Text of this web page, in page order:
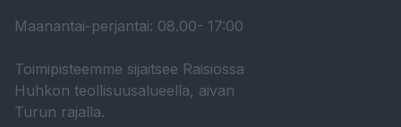
Maanantai-perjantai: 08.00- 17:00
Toimipisteemme sijaitsee Raisiossa
Huhkon teollisuusalueella, aivan
Turun rajalla.